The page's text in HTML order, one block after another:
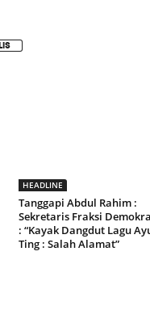
HEADLINE
Tanggapi Abdul Rahim :
Sekretaris Fraksi
: “Kayak Dangdut Lagu
Ting : Salah Alamat”